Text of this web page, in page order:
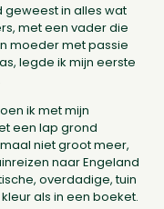
geweest in alles wat
met een vader die
moeder met passie
legde ik mijn eerste
ik met mijn
een lap grond
niet groot meer,
naar Engeland
overdadige, tuin
als in een boeket.